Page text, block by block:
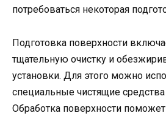
потребоваться некоторая
Подготовка поверхности
тщательную очистку и
установки. Для этого можно
специальные чистящие
Обработка поверхности